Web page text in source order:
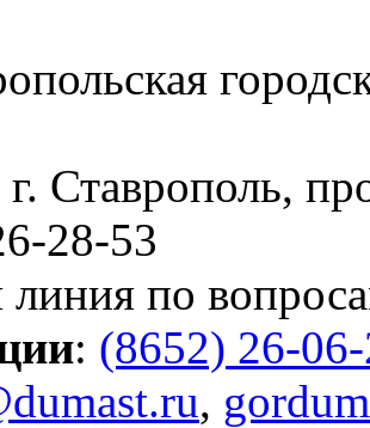
Ставрополь,
28-53
линия по
: (8652) 26-
,